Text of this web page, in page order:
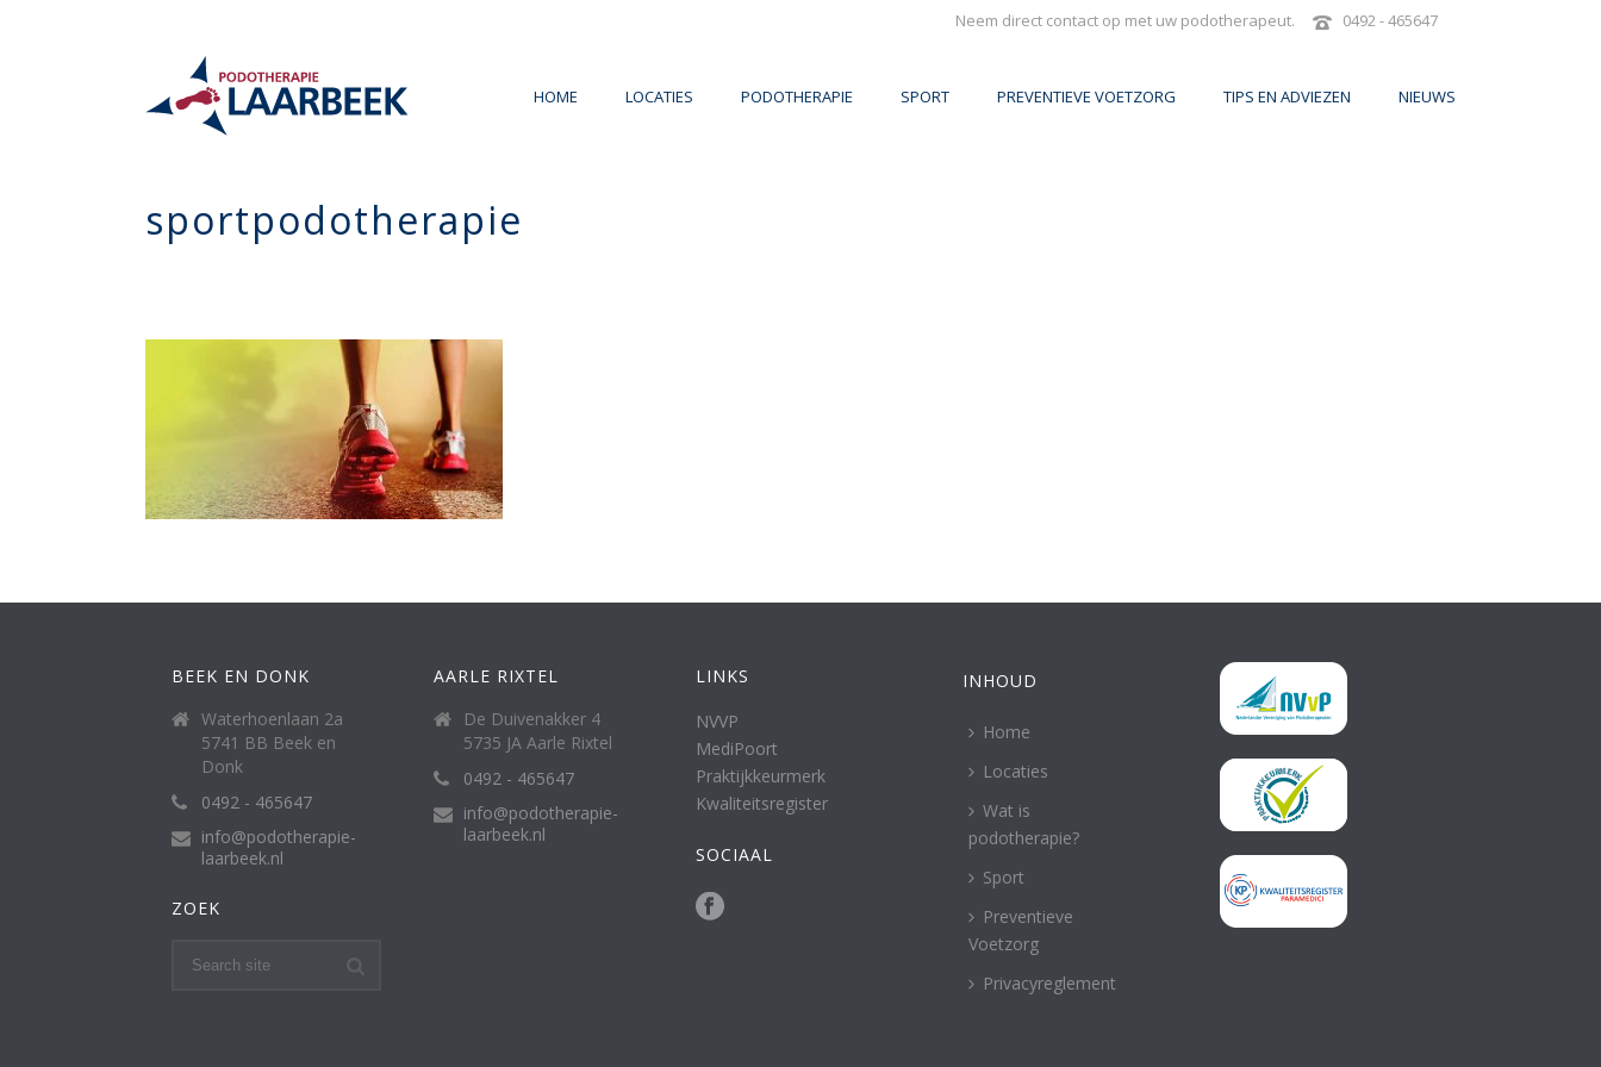
0492 - 465647
Neem direct contact op met uw podotherapeut.
HOME LOCATIES PODOTHERAPIE SPORT PREVENTIEVE VOETZORG TIPS EN ADVIEZEN NIEUWS
sportpodotherapie
BEEK EN DONK
Waterhoenlaan 2a
5741 BB Beek en
Donk
0492 - 465647
info@podotherapie-
laarbeek.nl
ZOEK
AARLE RIXTEL
De Duivenakker 4
5735 JA Aarle Rixtel
0492 - 465647
info@podotherapie-
laarbeek.nl
LINKS
NVVP
MediPoort
Praktijkkeurmerk
Kwaliteitsregister
SOCIAAL
INHOUD
Home
Locaties
Wat is
podotherapie?
Sport
Preventieve
Voetzorg
Privacyreglement